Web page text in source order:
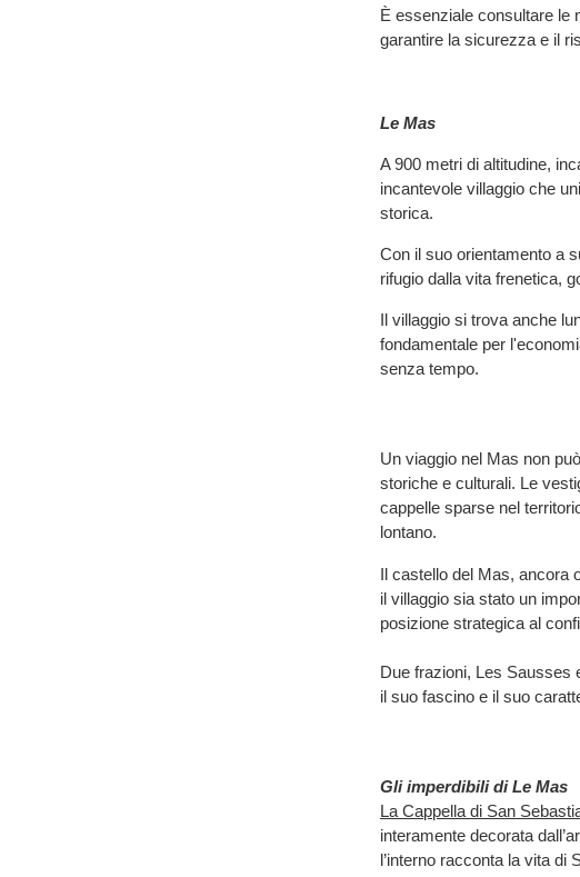
È essenziale consultare le
garantire la sicurezza e il
Le Mas
A 900 metri di altitudine,
incantevole villaggio che
storica.
Con il suo orientamento a
rifugio dalla vita frenetica,
Il villaggio si trova anche
fondamentale per
senza tempo.
Un viaggio nel Mas non
storiche e culturali. Le
cappelle sparse nel
lontano.
Il castello del Mas, ancora
il villaggio sia stato un
posizione strategica al
Due frazioni, Les Sausses
il suo fascino e il suo
Gli imperdibili di Le Mas
La Cappella di San
interamente decorata
l’interno racconta la vita di